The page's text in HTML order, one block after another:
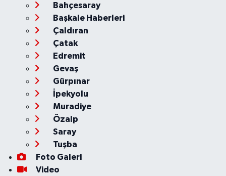
Bahçesaray
Başkale Haberleri
Çaldıran
Çatak
Edremit
Gevaş
Gürpınar
İpekyolu
Muradiye
Özalp
Saray
Tuşba
Foto Galeri
Video